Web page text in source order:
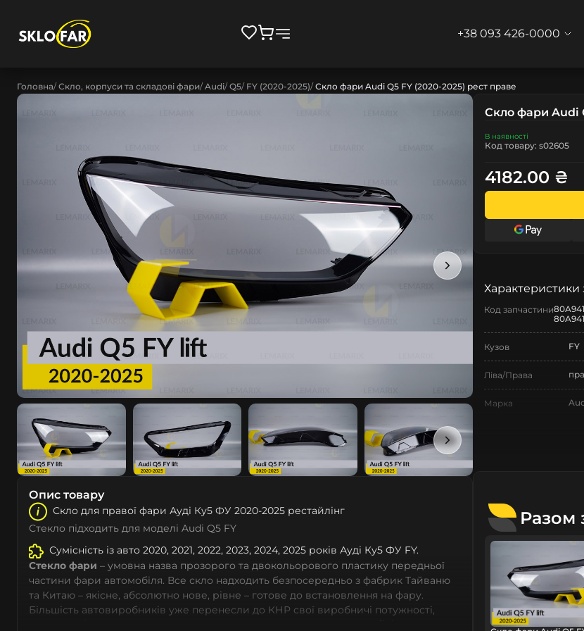
+38 093 426-0000
Головна Скло, корпуси та складові фари Audi Q5 FY (2020-2025) Скло фари Audi Q5 FY (2020-2025) рест праве
Опис товару
Скло для правої фари Ауді Ку5 ФУ 2020-2025 рестайлінг
Стекло підходить для моделі Audi Q5 FY
Сумісність із авто 2020, 2021, 2022, 2023, 2024, 2025 років Ауді Ку5 ФУ FY.
Стекло фари – умовна назва прозорого та двокольорового пластику передньої
частини фари автомобіля. Все скло надходить безпосередньо з фабрик Тайваню
та Китаю – якісне, абсолютно нове, рівне – готове до встановлення на фару.
Більшість автовиробників уже перенесли до КНР свої виробничі потужності,
тому не слід дивуватися, що до 90% запчастин до сучасних автомобілів мають
Скло фари Audi
В наявності
Код товару: s02605
4182.00 ₴
Код запчастини
Кузов FY
Ліва/Права
Марка
Покоління II
Рік випуску
Рестайлінг/
Дорестайлінг
Стан
Разом